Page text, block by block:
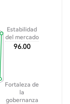
Fortaleza de
la
gobernanza
Estabilidad
del mercado
96.00